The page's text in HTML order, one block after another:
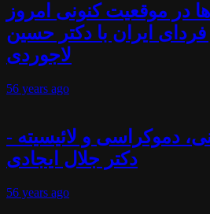
در موقعیت کنونی امروز
فردای ایران با دکتر حسین
لاجوردی
56 years ago
دموکراسی و لائیسیته -
دکتر جلال ایجادی
56 years ago